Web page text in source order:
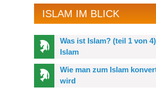
ISLAM IM BLICK
Was ist Islam? (teil 1 von
Islam
Wie man zum Islam
wird